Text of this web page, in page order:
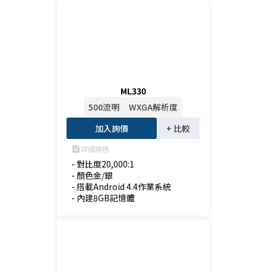
ML330
500流明
WXGA解析度
加入詢價
+ 比較
feed詳細規格
- 對比度20,000:1
- 顏色金/銀
- 搭載Android 4.4作業系統
- 內建8GB記憶體